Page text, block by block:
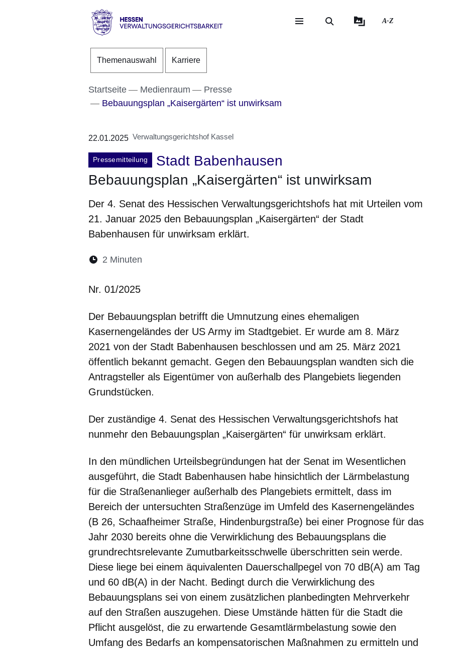
Direkt zum Kopf der Seite
Direkt zum Inhalt
Direkt zum Fuß der Seite
Verwaltungsgerichtsbarkeit
A-Z
Themenauswahl Karriere
Startseite Medienraum
Presse
Bebauungsplan „Kaisergärten“ ist unwirksam
22.01.2025 Verwaltungsgerichtshof Kassel
Pressemitteilung
Stadt Babenhausen
Bebauungsplan „Kaisergärten“ ist unwirksam
Der 4. Senat des Hessischen Verwaltungsgerichtshofs hat mit Urteilen vom
21. Januar 2025 den Bebauungsplan „Kaisergärten“ der Stadt
Babenhausen für unwirksam erklärt.
Lesedauer:
2 Minuten
Nr. 01/2025
Der Bebauungsplan betrifft die Umnutzung eines ehemaligen
Kasernengeländes der US Army im Stadtgebiet. Er wurde am 8. März
2021 von der Stadt Babenhausen beschlossen und am 25. März 2021
öffentlich bekannt gemacht. Gegen den Bebauungsplan wandten sich die
Antragsteller als Eigentümer von außerhalb des Plangebiets liegenden
Grundstücken.
Der zuständige 4. Senat des Hessischen Verwaltungsgerichtshofs hat
nunmehr den Bebauungsplan „Kaisergärten“ für unwirksam erklärt.
In den mündlichen Urteilsbegründungen hat der Senat im Wesentlichen
ausgeführt, die Stadt Babenhausen habe hinsichtlich der Lärmbelastung
für die Straßenanlieger außerhalb des Plangebiets ermittelt, dass im
Bereich der untersuchten Straßenzüge im Umfeld des Kasernengeländes
(B 26, Schaafheimer Straße, Hindenburgstraße) bei einer Prognose für das
Jahr 2030 bereits ohne die Verwirklichung des Bebauungsplans die
grundrechtsrelevante Zumutbarkeitsschwelle überschritten sein werde.
Diese liege bei einem äquivalenten Dauerschallpegel von 70 dB(A) am Tag
und 60 dB(A) in der Nacht. Bedingt durch die Verwirklichung des
Bebauungsplans sei von einem zusätzlichen planbedingten Mehrverkehr
auf den Straßen auszugehen. Diese Umstände hätten für die Stadt die
Pflicht ausgelöst, die zu erwartende Gesamtlärmbelastung sowie den
Umfang des Bedarfs an kompensatorischen Maßnahmen zu ermitteln und